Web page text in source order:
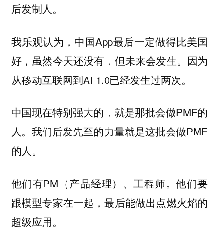
后发制人。
我乐观认为，中国App最后一定做得比美国
好，虽然今天还没有，但未来会发生。因为
从移动互联网到AI 1.0已经发生过两次。
中国现在特别强大的，就是那批会做PMF的
人。我们后发先至的力量就是这批会做PMF
的人。
他们有PM（产品经理）、工程师。他们要
跟模型专家在一起，最后能做出点燃火焰的
超级应用。